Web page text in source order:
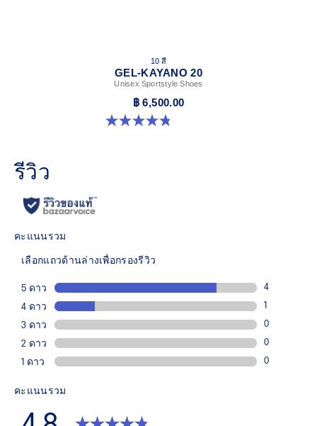
10 สี
GEL-KAYANO 20
Unisex Sportstyle Shoes
฿ 6,500.00
4.8 จาก 5 ดาว 221 รีวิว